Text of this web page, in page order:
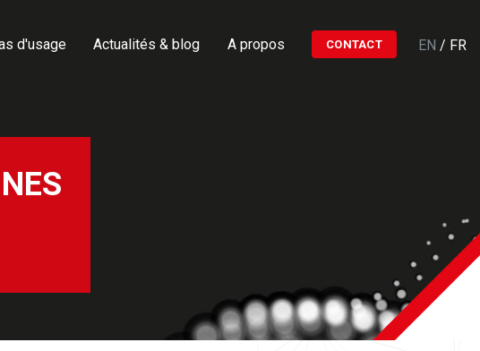
d'usage Actualités & blog A propos CONTACT EN / FR